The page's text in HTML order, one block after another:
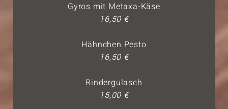
Gyros mit Metaxa-Käse
16,50 €
Hähnchen Pesto
16,50 €
Rindergulasch
15,00 €